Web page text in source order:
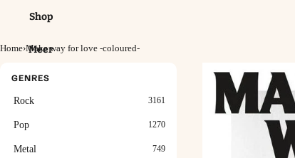
Shop
Meer
Home›Make way for love -coloured-
GENRES
Rock 3161
Pop 1270
Metal 749